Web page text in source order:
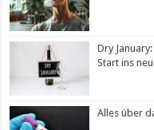
Dry
Start ins
Alles über